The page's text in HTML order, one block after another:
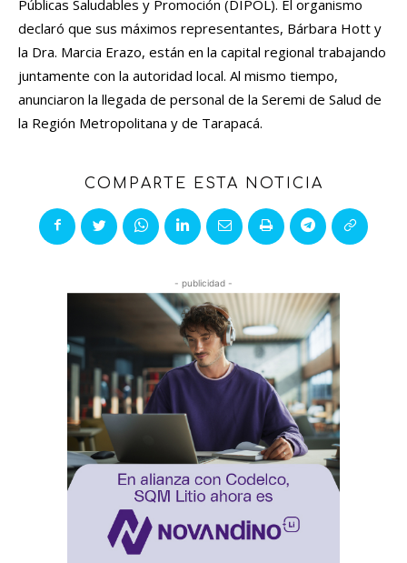
Públicas Saludables y Promoción (DIPOL). El organismo
declaró que sus máximos representantes, Bárbara Hott y
la Dra. Marcia Erazo, están en la capital regional trabajando
juntamente con la autoridad local. Al mismo tiempo,
anunciaron la llegada de personal de la Seremi de Salud de
la Región Metropolitana y de Tarapacá.
COMPARTE ESTA NOTICIA
- publicidad -